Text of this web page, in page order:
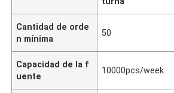
Cantidad de orde
n mínima
50
Capacidad de la f
uente
10000pcs/week